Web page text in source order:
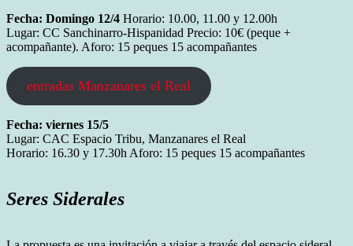
Fecha: Domingo 12/4 Horario: 10.00, 11.00 y 12.00h
Lugar: CC Sanchinarro-Hispanidad Precio: 10€ (peque +
acompañante). Aforo: 15 peques 15 acompañantes
entradas Manzanares el Real
Fecha: viernes 15/5
Lugar: CAC Espacio Tribu, Manzanares el Real
Horario: 16.30 y 17.30h Aforo: 15 peques 15 acompañantes
Seres Siderales